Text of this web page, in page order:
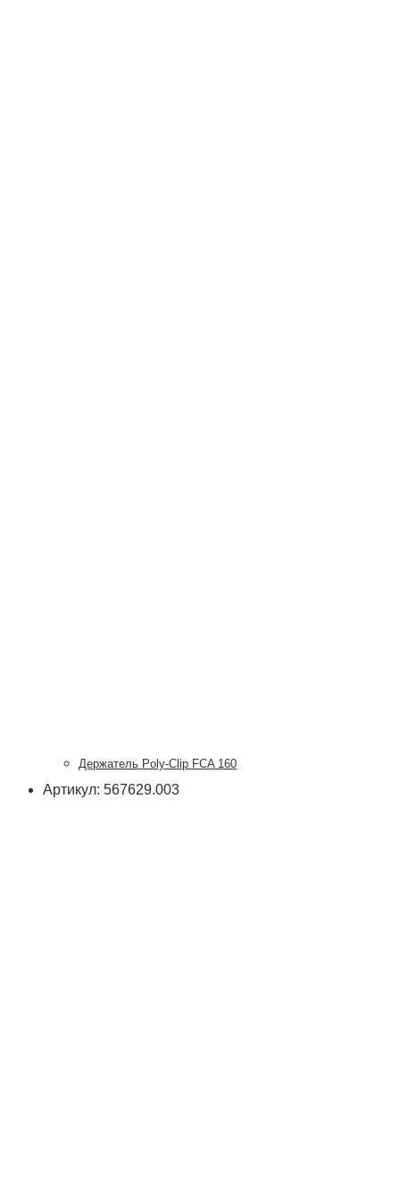
Держатель Poly-Clip FCA 160
Артикул: 567629.003